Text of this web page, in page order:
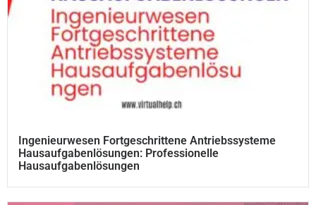
Ingenieurwesen Fortgeschrittene Antriebssysteme
Hausaufgabenlösungen: Professionelle
Hausaufgabenlösungen